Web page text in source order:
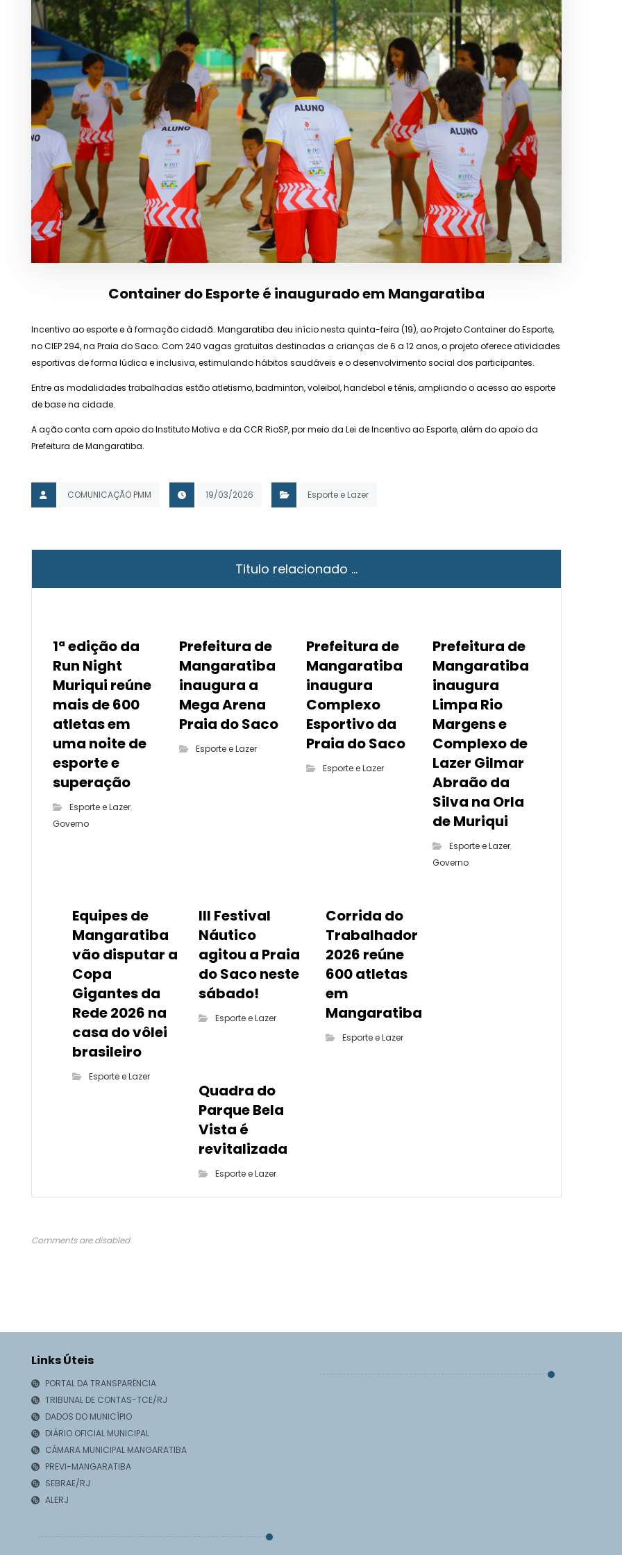
Container do Esporte é inaugurado em Mangaratiba
Incentivo ao esporte e à formação cidadã. Mangaratiba deu início nesta quinta-feira (19), ao Projeto Container do Esporte,
no CIEP 294, na Praia do Saco. Com 240 vagas gratuitas destinadas a crianças de 6 a 12 anos, o projeto oferece atividades
esportivas de forma lúdica e inclusiva, estimulando hábitos saudáveis e o desenvolvimento social dos participantes.
Entre as modalidades trabalhadas estão atletismo, badminton, voleibol, handebol e tênis, ampliando o acesso ao esporte
de base na cidade.
A ação conta com apoio do Instituto Motiva e da CCR RioSP, por meio da Lei de Incentivo ao Esporte, além do apoio da
Prefeitura de Mangaratiba.
COMUNICAÇÃO PMM 19/03/2026 Esporte e Lazer
Titulo relacionado ...
1ª edição da
Run Night
Muriqui reúne
mais de 600
atletas em
uma noite de
esporte e
superação
Esporte e Lazer,
Governo
Prefeitura de
Mangaratiba
inaugura a
Mega Arena
Praia do Saco
Esporte e Lazer
Prefeitura de
Mangaratiba
inaugura
Complexo
Esportivo da
Praia do Saco
Esporte e Lazer
Prefeitura de
Mangaratiba
inaugura
Limpa Rio
Margens e
Complexo de
Lazer Gilmar
Abraão da
Silva na Orla
de Muriqui
Esporte e Lazer,
Governo
Equipes de
Mangaratiba
vão disputar a
Copa
Gigantes da
Rede 2026 na
casa do vôlei
brasileiro
Esporte e Lazer
III Festival
Náutico
agitou a Praia
do Saco neste
sábado!
Esporte e Lazer
Corrida do
Trabalhador
2026 reúne
600 atletas
em
Mangaratiba
Esporte e Lazer
Quadra do
Parque Bela
Vista é
revitalizada
Esporte e Lazer
Comments are disabled
Links Úteis
PORTAL DA TRANSPARÊNCIA
TRIBUNAL DE CONTAS-TCE/RJ
DADOS DO MUNICÍPIO
DIÁRIO OFICIAL MUNICIPAL
CÂMARA MUNICIPAL MANGARATIBA
PREVI-MANGARATIBA
SEBRAE/RJ
ALERJ